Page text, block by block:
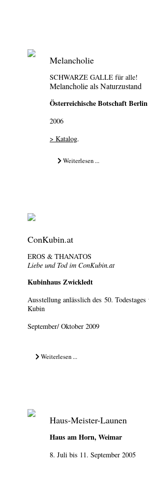
Melancholie
SCHWARZE GALLE für alle!
Melancholie als Naturzustand
Österreichische Botschaft Berlin
2006
> Katalog.
Weiterlesen ...
ConKubin.at
EROS & THANATOS
Liebe und Tod im ConKubin.at
Kubinhaus Zwickledt
Ausstellung anlässlich des 50.
Kubin
September/ Oktober 2009
Weiterlesen ...
Haus-Meister-Launen
Haus am Horn, Weimar
8. Juli bis 11. September 2005